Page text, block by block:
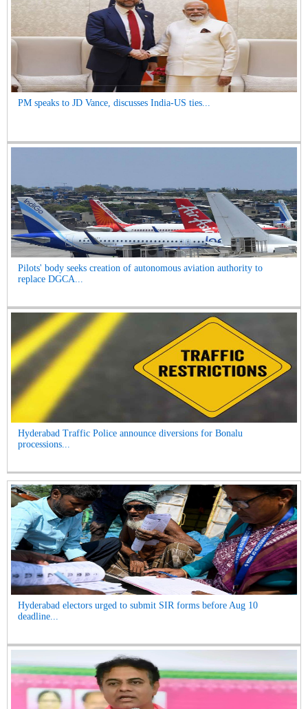
PM speaks to JD Vance, discusses India-US ties...
Pilots' body seeks creation of autonomous aviation authority to
replace DGCA...
Hyderabad Traffic Police announce diversions for Bonalu
processions...
Hyderabad electors urged to submit SIR forms before Aug 10
deadline...